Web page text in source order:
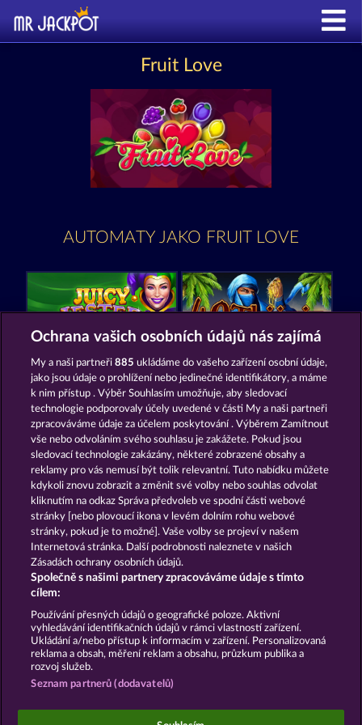
Fruit Love
AUTOMATY JAKO FRUIT LOVE
Juicy Jester 40 Thieves
Back to the Fruits Maaax Diamonds
Podmínky Prohlášení o Soukromí a Cookies
Kontakt Společnost Časté dotazy
Podat Žádost o Odstoupení
Sociální kasinové hry jsou určeny výhradně k
Ochrana vašich osobních údajů nás zajímá
My a naši partneři885 ukládáme do vašeho zařízení osobní údaje,
jako jsou údaje o prohlížení nebo jedinečné identifikátory, a máme
k nim přístup . Výběr Souhlasím umožňuje, aby sledovací
technologie podporovaly účely uvedené v části My a naši partneři
zpracováváme údaje za účelem poskytování . Výběrem Zamítnout
vše nebo odvoláním svého souhlasu je zakážete. Pokud jsou
sledovací technologie zakázány, některé zobrazené obsahy a
reklamy pro vás nemusí být tolik relevantní. Tuto nabídku můžete
kdykoli znovu zobrazit a změnit své volby nebo souhlas odvolat
kliknutím na odkaz Správa předvoleb ve spodní části webové
stránky [nebo plovoucí ikona v levém dolním rohu webové
stránky, pokud je to možné]. Vaše volby se projeví v našem
Internetová stránka. Další podrobnosti naleznete v našich
Zásadách ochrany osobních údajů.
Společně s našimi partnery zpracováváme údaje s tímto
cílem:
Používání přesných údajů o geografické poloze. Aktivní
vyhledávání identifikačních údajů v rámci vlastností zařízení.
Ukládání a/nebo přístup k informacím v zařízení. Personalizovaná
reklama a obsah, měření reklam a obsahu, průzkum publika a
rozvoj služeb.
Seznam partnerů (dodavatelů)